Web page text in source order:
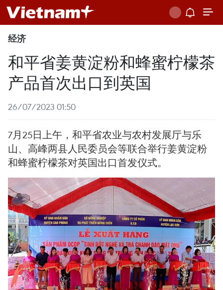
经济
和平省姜黄淀粉和蜂蜜柠檬茶
产品首次出口到英国
26/07/2023 01:50
7月25日上午，和平省农业与农村发展厅与乐
山、高峰两县人民委员会等联合举行姜黄淀粉
和蜂蜜柠檬茶对英国出口首发仪式。